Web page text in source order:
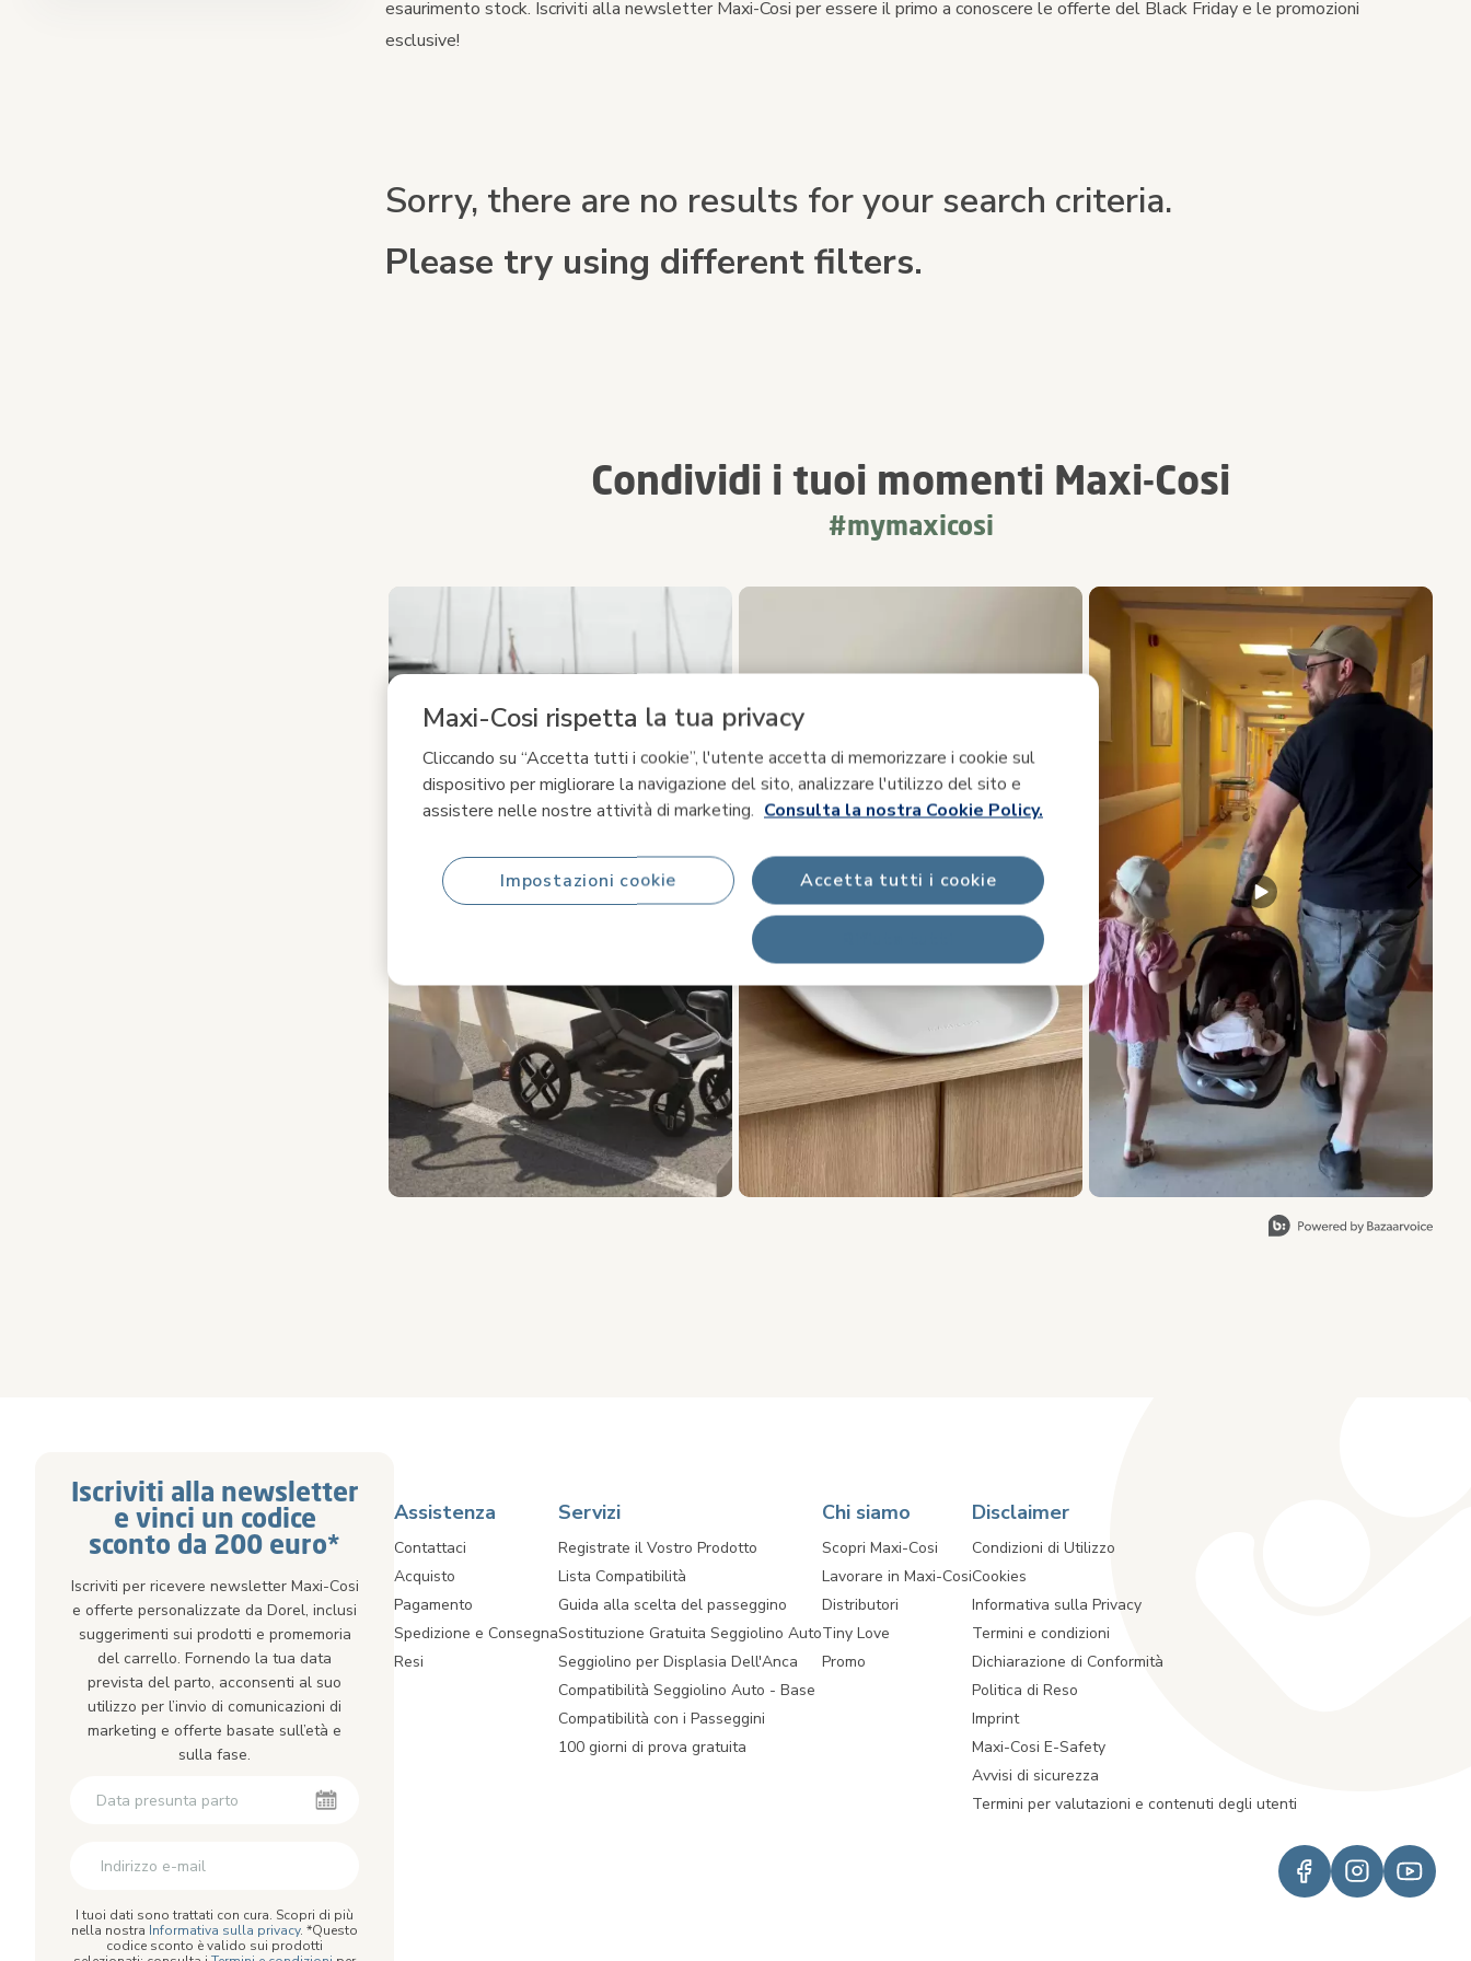
Maxi-Cosi rispetta la tua privacy
Cliccando su “Accetta tutti i cookie”, l'utente accetta di memorizzare i cookie sul
dispositivo per migliorare la navigazione del sito, analizzare l'utilizzo del sito e
assistere nelle nostre attività di marketing. Consulta la nostra Cookie Policy.
Accetta tutti i cookie
Impostazioni cookie
esaurimento stock. Iscriviti alla newsletter Maxi-Cosi per essere il primo a conoscere le offerte del Black Friday e le promozioni
esclusive!
Sorry, there are no results for your search criteria.
Please try using different filters.
Condividi i tuoi momenti Maxi-Cosi
#mymaxicosi
Carosello multimediale
Carosello con le foto dei prodotti. Usa i pulsanti previous (precedente) e next (successivo) per navigare.
Iscriviti alla newsletter
e vinci un codice
sconto da 200 euro*
Iscriviti per ricevere newsletter Maxi-Cosi
e offerte personalizzate da Dorel, inclusi
suggerimenti sui prodotti e promemoria
del carrello. Fornendo la tua data
prevista del parto, acconsenti al suo
utilizzo per l’invio di comunicazioni di
marketing e offerte basate sull’età e
sulla fase.
I tuoi dati sono trattati con cura. Scopri di più
nella nostra Informativa sulla privacy. *Questo
codice sconto è valido sui prodotti
Assistenza
Contattaci
Acquisto
Pagamento
Spedizione e Consegna
Resi
Servizi
Registrate il Vostro Prodotto
Lista Compatibilità
Guida alla scelta del passeggino
Sostituzione Gratuita Seggiolino Auto
Seggiolino per Displasia Dell'Anca
Compatibilità Seggiolino Auto - Base
Compatibilità con i Passeggini
100 giorni di prova gratuita
Chi siamo
Scopri Maxi-Cosi
Lavorare in Maxi-Cosi
Distributori
Tiny Love
Promo
Disclaimer
Condizioni di Utilizzo
Cookies
Informativa sulla Privacy
Termini e condizioni
Dichiarazione di Conformità
Politica di Reso
Imprint
Maxi-Cosi E-Safety
Avvisi di sicurezza
Termini per valutazioni e contenuti degli utenti